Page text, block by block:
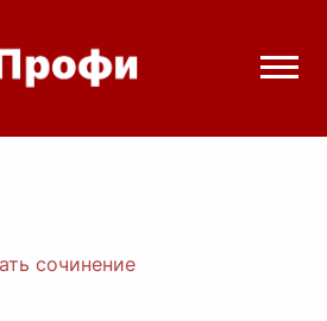
сочинение